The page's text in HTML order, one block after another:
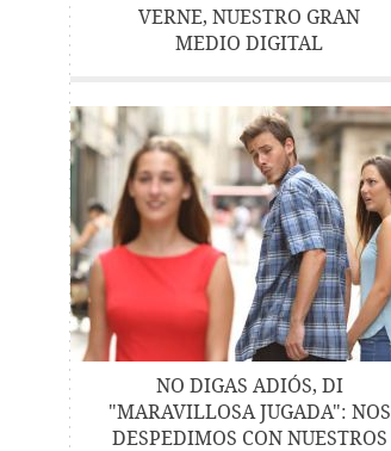
VERNE, NUESTRO GRAN
MEDIO DIGITAL
NO DIGAS ADIÓS, DI
"MARAVILLOSA JUGADA": NOS
DESPEDIMOS CON NUESTROS